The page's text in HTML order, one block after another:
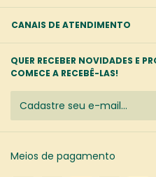
CANAIS DE ATENDIMENTO
QUER RECEBER NOVIDADES E
COMECE A RECEBÊ-LAS!
Meios de pagamento